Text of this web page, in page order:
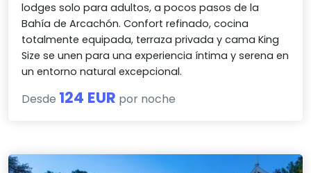
lodges solo para adultos, a pocos pasos de la
Bahía de Arcachón. Confort refinado, cocina
totalmente equipada, terraza privada y cama King
Size se unen para una experiencia íntima y serena en
un entorno natural excepcional.
Desde 124 EUR por noche